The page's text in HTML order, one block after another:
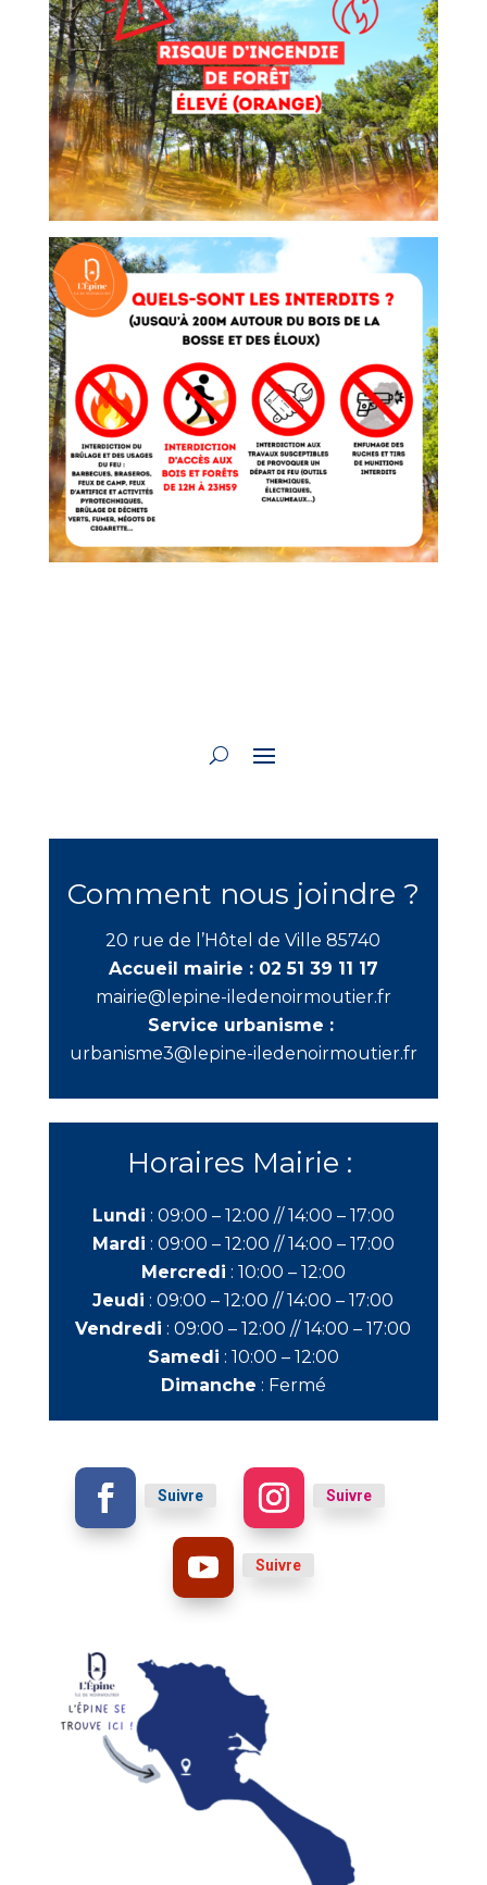
Comment nous joindre ?
20 rue de l’Hôtel de Ville 85740
Accueil mairie : 02 51 39 11 17
mairie@lepine-iledenoirmoutier.fr
Service urbanisme :
urbanisme3@lepine-iledenoirmoutier.fr
Horaires Mairie :
Lundi : 09:00 – 12:00 //14:00 – 17:00
Mardi : 09:00 – 12:00 //14:00 – 17:00
Mercredi : 10:00 – 12:00
Jeudi :09:00 – 12:00 //14:00 – 17:00
Vendredi :09:00 – 12:00 //14:00 – 17:00
Samedi : 10:00 – 12:00
Dimanche : Fermé
Suivre Suivre
Suivre